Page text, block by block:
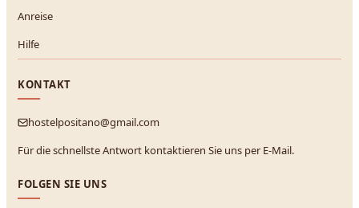
Anreise
Hilfe
KONTAKT
hostelpositano@gmail.com
Für die schnellste Antwort kontaktieren Sie uns per E-Mail.
FOLGEN SIE UNS